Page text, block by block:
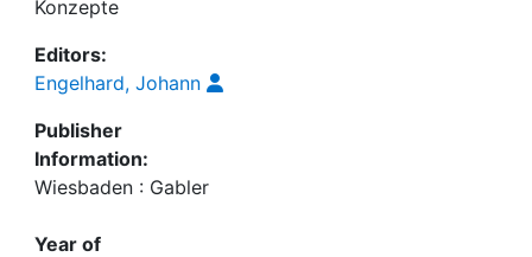
Konzepte
Editors:
Engelhard, Johann
Publisher
Information:
Wiesbaden : Gabler
Year of